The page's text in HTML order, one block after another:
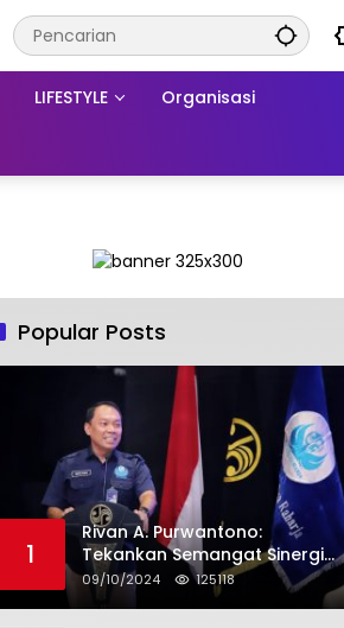
LIFESTYLE Organisasi
Popular Posts
1
Rivan A. Purwantono:
Tekankan Semangat Sinergi
dan Kolaborasi dalam
Rakernas Serikat Pekerja Jasa
09/10/2024 125118